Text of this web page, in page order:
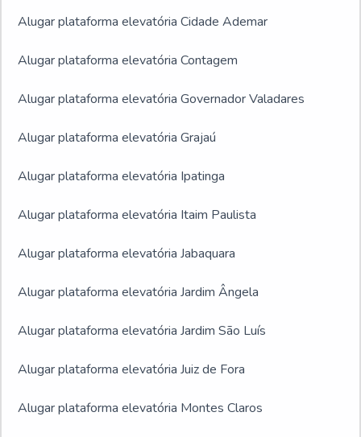
Alugar plataforma elevatória Cidade Ademar
Alugar plataforma elevatória Contagem
Alugar plataforma elevatória Governador Valadares
Alugar plataforma elevatória Grajaú
Alugar plataforma elevatória Ipatinga
Alugar plataforma elevatória Itaim Paulista
Alugar plataforma elevatória Jabaquara
Alugar plataforma elevatória Jardim Ângela
Alugar plataforma elevatória Jardim São Luís
Alugar plataforma elevatória Juiz de Fora
Alugar plataforma elevatória Montes Claros